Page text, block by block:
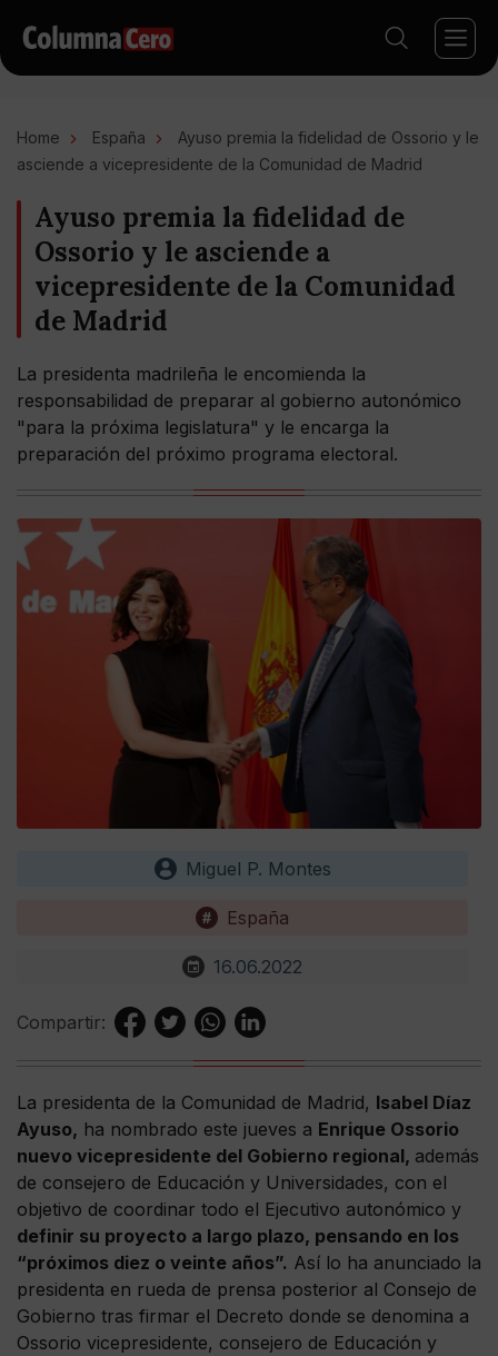
Home España
Ayuso premia la fidelidad de Ossorio y le
asciende a vicepresidente de la Comunidad de Madrid
Ayuso premia la fidelidad de
Ossorio y le asciende a
vicepresidente de la Comunidad
de Madrid
La presidenta madrileña le encomienda la
responsabilidad de preparar al gobierno autonómico
"para la próxima legislatura" y le encarga la
preparación del próximo programa electoral.
Miguel P. Montes
España
16.06.2022
Compartir:
La presidenta de la Comunidad de Madrid, Isabel Díaz
Ayuso, ha nombrado este jueves a Enrique Ossorio
nuevo vicepresidente del Gobierno regional, además
de consejero de Educación y Universidades, con el
objetivo de coordinar todo el Ejecutivo autonómico y
definir su proyecto a largo plazo, pensando en los
“próximos diez o veinte años”. Así lo ha anunciado la
presidenta en rueda de prensa posterior al Consejo de
Gobierno tras firmar el Decreto donde se denomina a
Ossorio vicepresidente, consejero de Educación y